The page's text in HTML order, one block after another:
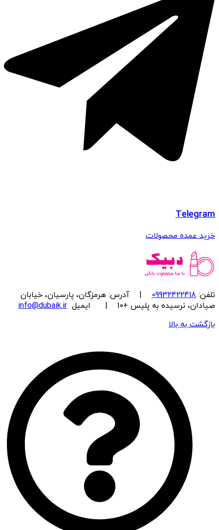
Telegram
خرید عمده محصولات
تلفن: 09932422418 | آدرس: هرمزگان، پارسیان، خیابان
صیادان، نرسیده به پلیس +10 | ایمیل
info@dubaik.ir
بازگشت به بالا